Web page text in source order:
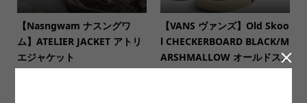
【Nasngwam ナスングワ
ム】ATELIER JACKET アトリ
エジャケット
【VANS ヴァンズ】Old Skoo
l CHECKERBOARD BLACK/M
ARSHMALLOW オールドス...
